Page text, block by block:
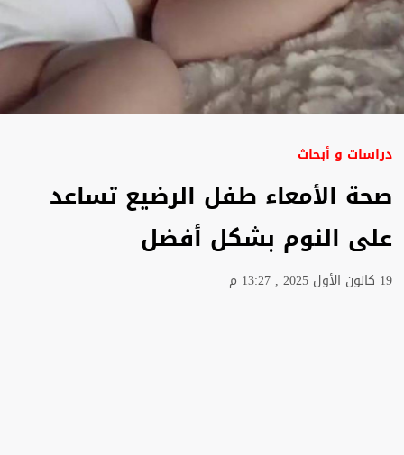
دراسات و أبحاث
صحة الأمعاء طفل الرضيع تساعد
على النوم بشكل أفضل
19 كانون الأول 2025 , 13:27 م